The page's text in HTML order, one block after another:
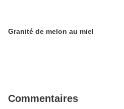
Granité de melon au miel
Commentaires